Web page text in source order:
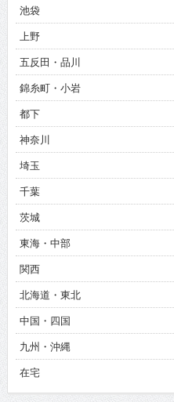
池袋
上野
五反田・品川
錦糸町・小岩
都下
神奈川
埼玉
千葉
茨城
東海・中部
関西
北海道・東北
中国・四国
九州・沖縄
在宅